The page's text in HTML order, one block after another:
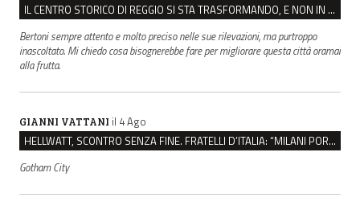
IL CENTRO STORICO DI REGGIO SI STA TRASFORMANDO, E NON IN MEGLIO
Bertoni sempre attento e molto preciso nelle sue rilevazioni, ma purtroppo
inascoltato. Mi chiedo cosa bisognerebbe fare per migliorare questa città oramai
alla frutta.
GIANNI VATTANI il 4 Ago
HELLWATT, SCONTRO SENZA FINE. FRATELLI D’ITALIA: “MILANI PORTA DOCUMENTI, DE FRANCO INSULTI”
Gotham City